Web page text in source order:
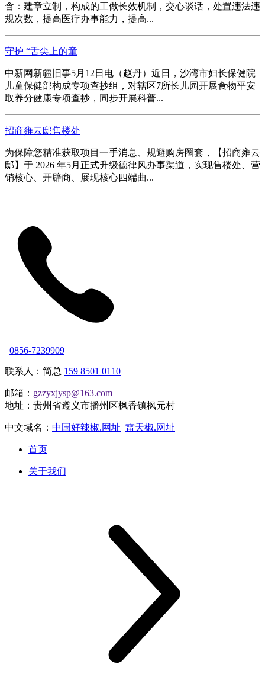
含：建章立制，构成的工做长效机制，交心谈话，处置违法违
规次数，提高医疗办事能力，提高...
守护 “舌尖上的童
中新网新疆旧事5月12日电（赵丹）近日，沙湾市妇长保健院
儿童保健部构成专项查抄组，对辖区7所长儿园开展食物平安
取养分健康专项查抄，同步开展科普...
招商雍云邸售楼处
为保障您精准获取项目一手消息、规避购房圈套，【招商雍云
邸】于 2026 年5月正式升级德律风办事渠道，实现售楼处、营
销核心、开辟商、展现核心四端曲...
0856-7239909
联系人：简总 159 8501 0110
邮箱： gzzyxjysp@163.com
地址：贵州省遵义市播州区枫香镇枫元村
中文域名： 中国好辣椒.网址 雷天椒.网址
首页
关于我们